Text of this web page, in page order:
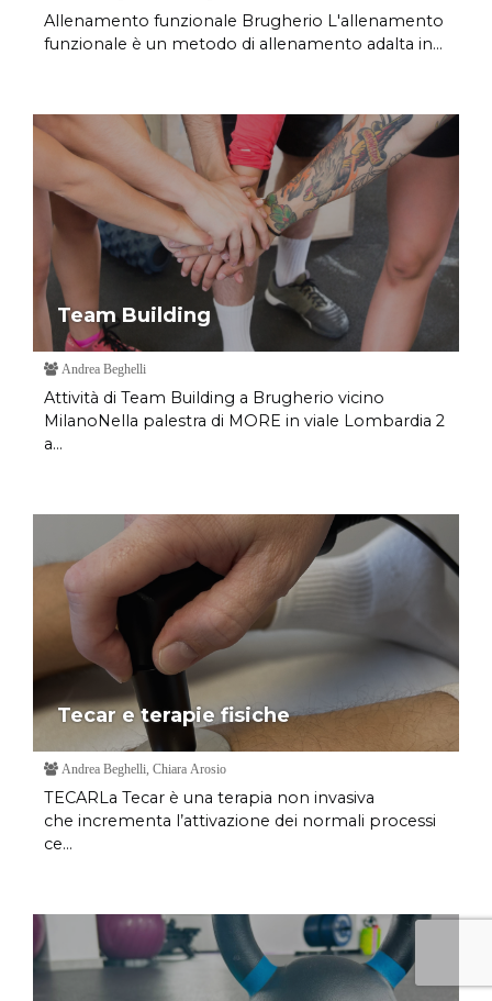
Allenamento funzionale Brugherio L'allenamento
funzionale è un metodo di allenamento adalta in...
Team Building
Andrea Beghelli
Attività di Team Building a Brugherio vicino
MilanoNella palestra di MORE in viale Lombardia 2
a...
Tecar e terapie fisiche
Andrea Beghelli, Chiara Arosio
TECARLa Tecar è una terapia non invasiva
che incrementa l’attivazione dei normali processi
ce...